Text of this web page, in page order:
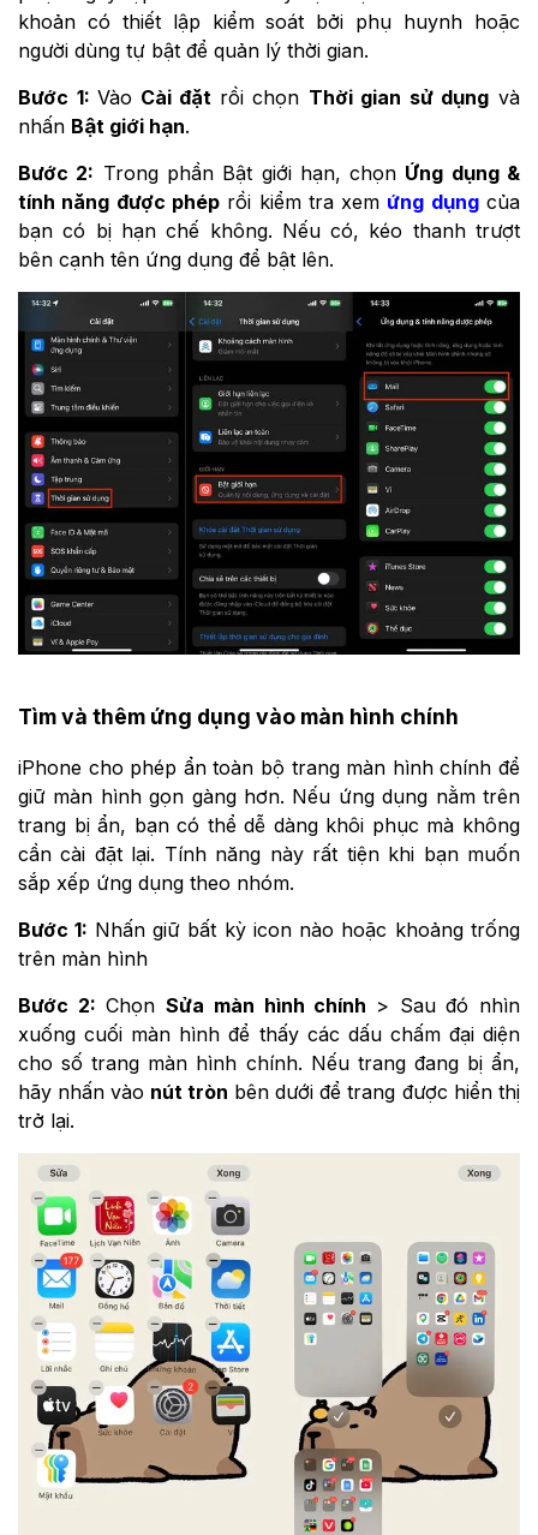
khoản có thiết lập kiểm soát bởi phụ huynh hoặc
người dùng tự bật để quản lý thời gian.
Bước 1:Vào Cài đặt rồi chọn Thời gian sử dụng và
nhấn Bật giới hạn.
Bước 2: Trong phần Bật giới hạn, chọn Ứng dụng &
tính năng được phéprồi kiểm tra xem ứng dụngcủa
bạn có bị hạn chế không. Nếu có, kéo thanh trượt
bên cạnh tên ứng dụng để bật lên.
Tìm và thêm ứng dụng vào màn hình chính
iPhone cho phép ẩn toàn bộ trang màn hình chính để
giữ màn hình gọn gàng hơn. Nếu ứng dụng nằm trên
trang bị ẩn, bạn có thể dễ dàng khôi phục mà không
cần cài đặt lại. Tính năng này rất tiện khi bạn muốn
sắp xếp ứng dụng theo nhóm.
Bước 1: Nhấn giữ bất kỳ icon nào hoặc khoảng trống
trên màn hình
Bước 2: ChọnSửa màn hình chính > Sau đó nhìn
xuống cuối màn hình để thấy các dấu chấm đại diện
cho số trang màn hình chính. Nếu trang đang bị ẩn,
hãy nhấn vào nút tròn bên dưới để trang được hiển thị
trở lại.